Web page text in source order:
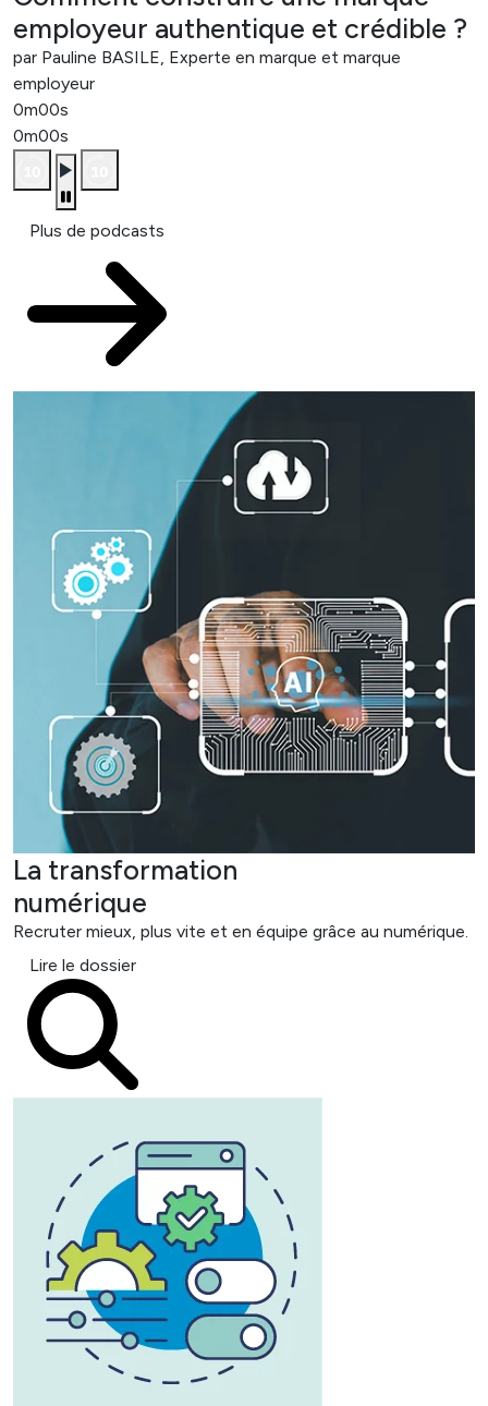
employeur authentique et crédible ?
par Pauline BASILE, Experte en marque et marque
employeur
0m00s
0m00s
Plus de podcasts
La transformation
numérique
Recruter mieux, plus vite et en équipe grâce au numérique.
Lire le dossier